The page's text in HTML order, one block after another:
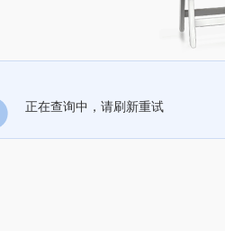
正在查询中，请刷新重试